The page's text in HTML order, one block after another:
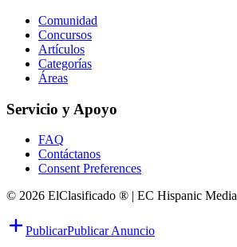
Comunidad
Concursos
Artículos
Categorías
Áreas
Servicio y Apoyo
FAQ
Contáctanos
Consent Preferences
© 2026 ElClasificado ® | EC Hispanic Media
PublicarPublicar Anuncio